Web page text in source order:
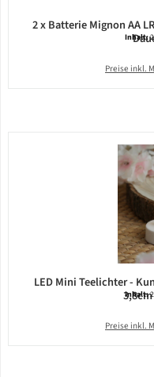
2 x Batterie Mignon AA
Inhalt:
Preise inkl.
LED Mini Teelichter -
Inhalt:
Preise inkl.